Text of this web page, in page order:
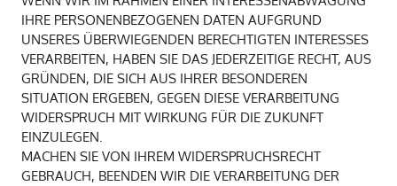
IHRE PERSONENBEZOGENEN DATEN AUFGRUND
UNSERES ÜBERWIEGENDEN BERECHTIGTEN INTERESSES
VERARBEITEN, HABEN SIE DAS JEDERZEITIGE RECHT, AUS
GRÜNDEN, DIE SICH AUS IHRER BESONDEREN
SITUATION ERGEBEN, GEGEN DIESE VERARBEITUNG
WIDERSPRUCH MIT WIRKUNG FÜR DIE ZUKUNFT
EINZULEGEN.
MACHEN SIE VON IHREM WIDERSPRUCHSRECHT
GEBRAUCH, BEENDEN WIR DIE VERARBEITUNG DER